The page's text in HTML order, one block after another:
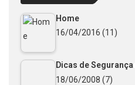
Home
16/04/2016 (11)
Dicas de
18/06/2008 (7)